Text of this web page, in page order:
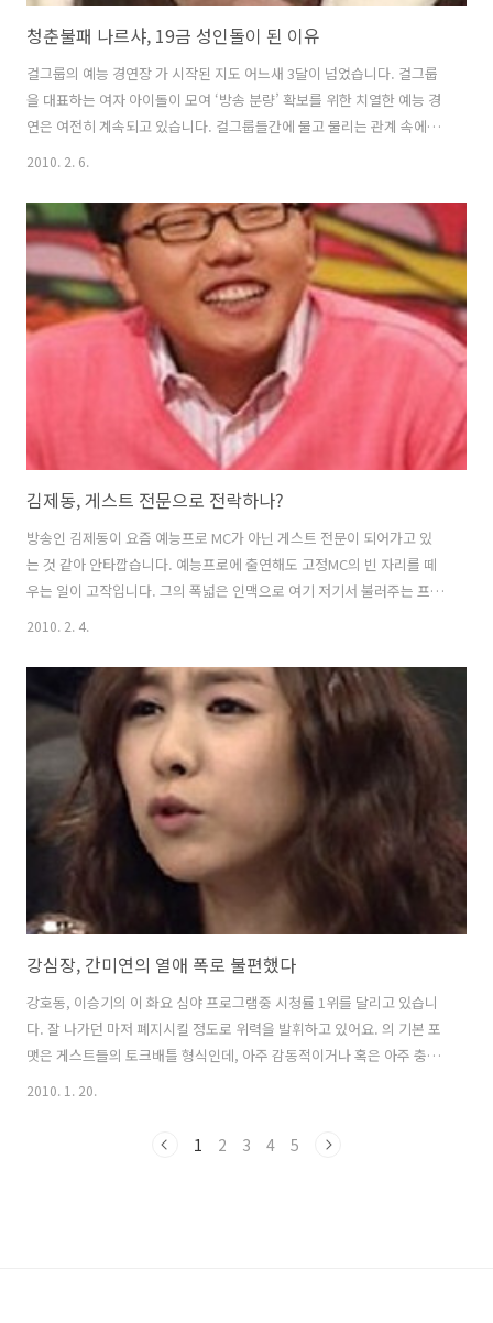
청춘불패 나르샤, 19금 성인돌이 된 이유
걸그룹의 예능 경연장 가 시작된 지도 어느새 3달이 넘었습니다. 걸그룹
을 대표하는 여자 아이돌이 모여 ‘방송 분량’ 확보를 위한 치열한 예능 경
연은 여전히 계속되고 있습니다. 걸그룹들간에 물고 물리는 관계 속에서
임이 만들어졌습니다. 그런데 걸그룹 이미지에 맞지 않게 나르샤는 ‘성인
돌’이란 캐릭터로 요즘 한창 뜨고 있습니다. 나르샤에게 ‘성인돌’ 닉네임
이 붙은 것은 가슴을 들어올리는 야한 포즈 때문이었습니다. 요즘은 성인
돌도 부족해 ‘19금’ 표기까지 해야 할 정도입니다. 나르샤는 왜 ‘성인돌’
캐릭터를 택했을까요? 청춘불패에 출연하고 있는 G7의 평균 나이는 ..
2010. 2. 6.
김제동, 게스트 전문으로 전락하나?
방송인 김제동이 요즘 예능프로 MC가 아닌 게스트 전문이 되어가고 있
는 것 같아 안타깝습니다. 예능프로에 출연해도 고정MC의 빈 자리를 떼
우는 일이 고작입니다. 그의 폭넓은 인맥으로 여기 저기서 불러주는 프로
들은 많아도 정작 직접 진행하는 프로는 일요일 오전 방송되는 '환상의
확진 판정을 받은 유세윤을 대신해 '무릎팍도사'와 '무한도전' 게스트로
녹화를 마쳤습니다. 김제동의 능력으로 봐서 방송3사 예능프로중 적어도
2~3개는 고정MC를 하고 있어야 하는데, 게스트로 전전하고 있으니 그의
재능이 아깝다는 생각이 듭니다. 2002년 이후 방송 3사에서 종횡무진 활
약하던 그의 모습이 , 을 비롯해 어느 날부터 TV 프로그램에서 하나 둘..
2010. 2. 4.
강심장, 간미연의 열애 폭로 불편했다
강호동, 이승기의 이 화요 심야 프로그램중 시청률 1위를 달리고 있습니
다. 잘 나가던 마저 폐지시킬 정도로 위력을 발휘하고 있어요. 의 기본 포
맷은 게스트들의 토크배틀 형식인데, 아주 감동적이거나 혹은 아주 충격
적인, 강한 이야기만 살아남는다고 하는데, 그러다보니 너무 쎈 이야기가
자처하면서 노골적으로 출연자들을 연결시키려 하거나 게스트들 역시
2010. 1. 20.
1 2 3 4 5